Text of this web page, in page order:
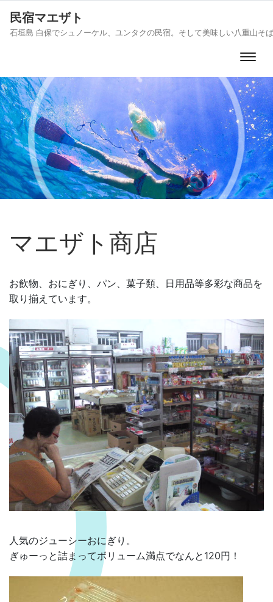
民宿マエザト
石垣島 白保でシュノーケル、ユンタクの民宿。そして美味しい八重山そ
マエザト商店
お飲物、おにぎり、パン、菓子類、日用品等多彩な商品を
取り揃えています。
人気のジューシーおにぎり。
ぎゅーっと詰まってボリューム満点でなんと120円！